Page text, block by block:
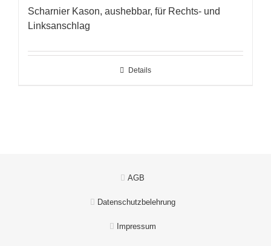
Scharnier Kason, aushebbar, für Rechts- und
Linksanschlag
Details
AGB
Datenschutzbelehrung
Impressum